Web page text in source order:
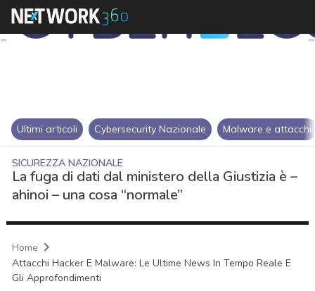
Ultimi articoli Cybersecurity Nazionale Malware e attacchi
SICUREZZA NAZIONALE
La fuga di dati dal ministero della Giustizia è –
ahinoi – una cosa “normale”
Home
Attacchi Hacker E Malware: Le Ultime News In Tempo Reale E
Gli Approfondimenti